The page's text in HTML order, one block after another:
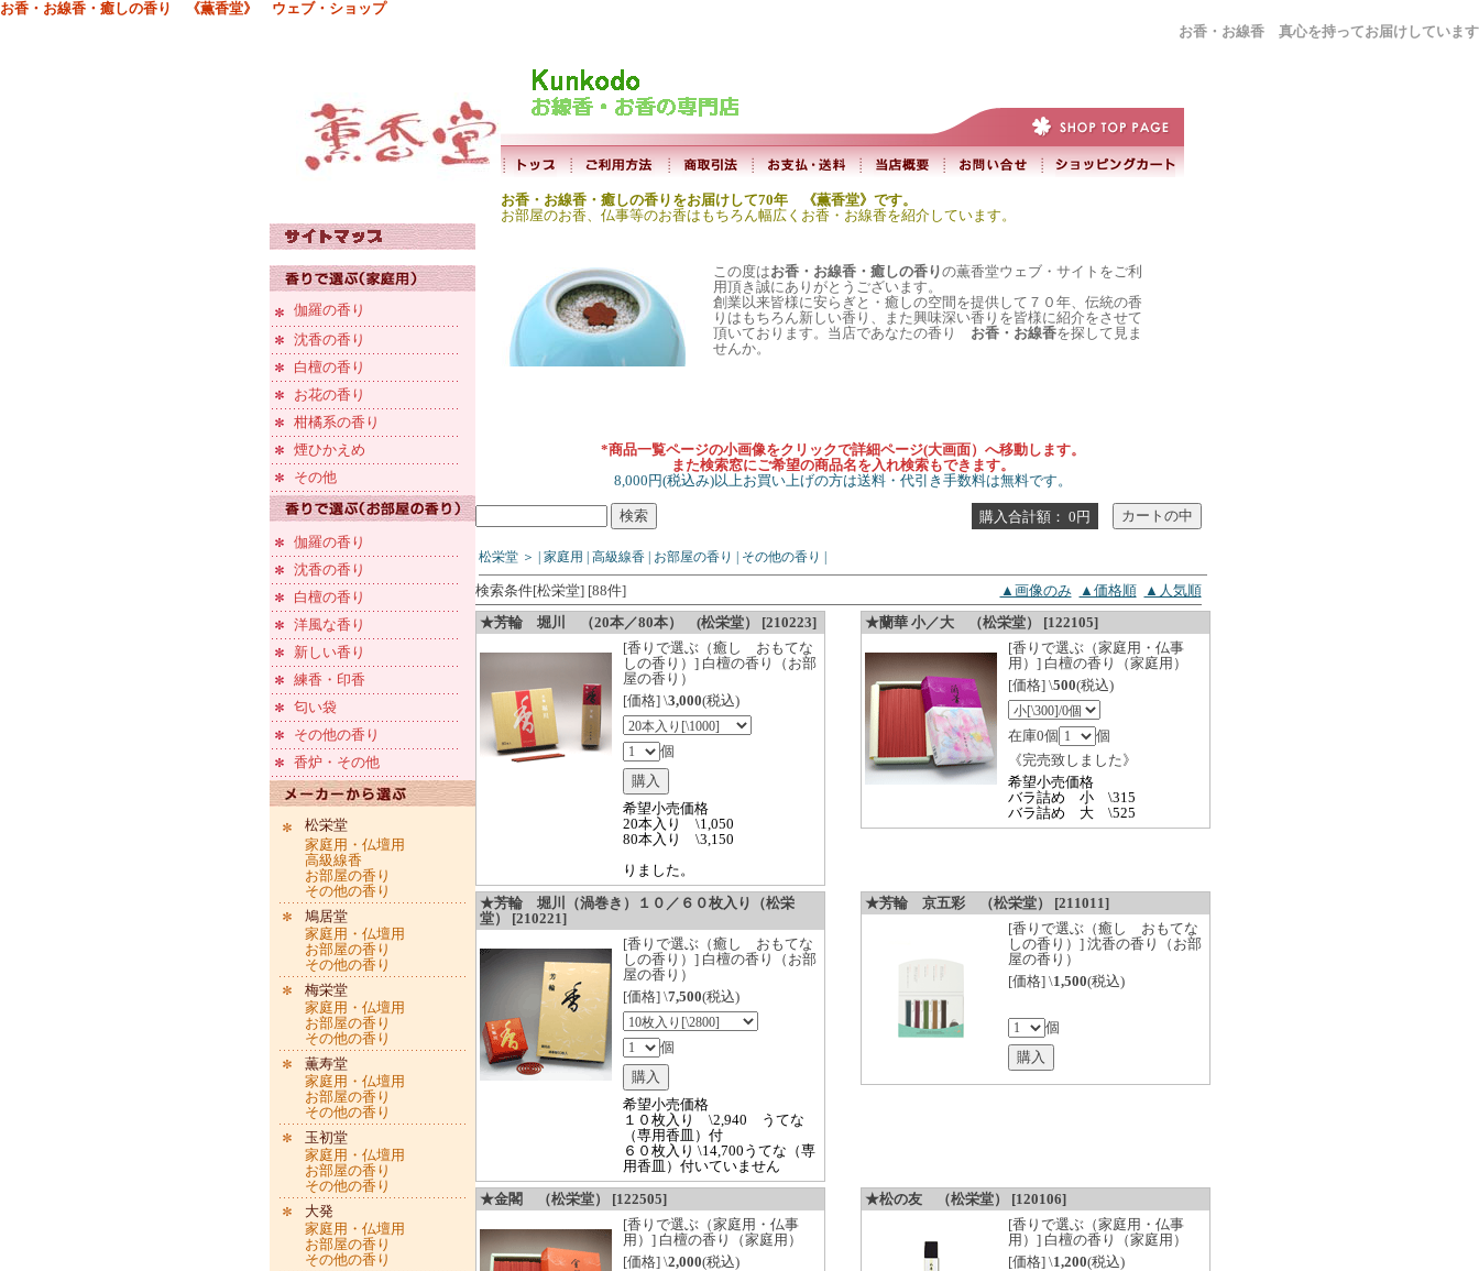
お香・お線香・癒しの香り 《薫香堂》 ウェブ・ショップ
お香・お線香 真心を持ってお届けしています
お香・お線香・癒しの香りをお届けして70年 《薫香堂》です。
お部屋のお香、仏事等のお香はもちろん幅広くお香・お線香を紹介しています。
伽羅の香り
沈香の香り
白檀の香り
お花の香り
柑橘系の香り
煙ひかえめ
その他
伽羅の香り
沈香の香り
白檀の香り
洋風な香り
新しい香り
練香・印香
匂い袋
その他の香り
香炉・その他
松栄堂
家庭用・仏壇用
高級線香
お部屋の香り
その他の香り
鳩居堂
家庭用・仏壇用
お部屋の香り
その他の香り
梅栄堂
家庭用・仏壇用
お部屋の香り
その他の香り
薫寿堂
家庭用・仏壇用
お部屋の香り
その他の香り
玉初堂
家庭用・仏壇用
お部屋の香り
その他の香り
大発
家庭用・仏壇用
お部屋の香り
その他の香り
この度はお香・お線香・癒しの香りの薫香堂ウェブ・サイトをご利
用頂き誠にありがとうございます。
創業以来皆様に安らぎと・癒しの空間を提供して７０年、伝統の香
りはもちろん新しい香り、また興味深い香りを皆様に紹介をさせて
頂いております。当店であなたの香り お香・お線香を探して見ま
せんか。
*商品一覧ページの小画像をクリックで詳細ページ(大画面）へ移動します。
また検索窓にご希望の商品名を入れ検索もできます。
8,000円(税込み)以上お買い上げの方は送料・代引き手数料は無料です。
購入合計額： 0円
松栄堂＞ |家庭用 |高級線香 |お部屋の香り |その他の香り |
検索条件[松栄堂] [88件] ▲画像のみ ▲価格順
▲人気順
★芳輪 堀川 （20本／80本） (松栄堂） [210223]
[香りで選ぶ（癒し おもてな
しの香り）] 白檀の香り（お部
屋の香り）
[価格] \3,000(税込)
個
希望小売価格
20本入り \1,050
80本入り \3,150
りました。
★蘭華 小／大 （松栄堂） [122105]
[香りで選ぶ（家庭用・仏事
用）] 白檀の香り（家庭用）
[価格] \500(税込)
在庫0個
個
《完売致しました》
希望小売価格
バラ詰め 小 \315
バラ詰め 大 \525
★芳輪 堀川（渦巻き）１０／６０枚入り（松栄
堂） [210221]
[香りで選ぶ（癒し おもてな
しの香り）] 白檀の香り（お部
屋の香り）
[価格] \7,500(税込)
個
希望小売価格
１０枚入り \2,940 うてな
（専用香皿）付
６０枚入り \14,700うてな（専
用香皿）付いていません
★芳輪 京五彩 （松栄堂） [211011]
[香りで選ぶ（癒し おもてな
しの香り）] 沈香の香り（お部
屋の香り）
[価格] \1,500(税込)
個
★金閣 （松栄堂） [122505]
[香りで選ぶ（家庭用・仏事
用）] 白檀の香り（家庭用）
[価格] \2,000(税込)
★松の友 （松栄堂） [120106]
[香りで選ぶ（家庭用・仏事
用）] 白檀の香り（家庭用）
[価格] \1,200(税込)